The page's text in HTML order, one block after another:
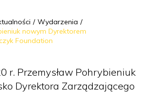
Wydarzenia
nowym Dyrektorem
Foundation
r. Przemysław Pohrybieniuk
Dyrektora Zarządzającego